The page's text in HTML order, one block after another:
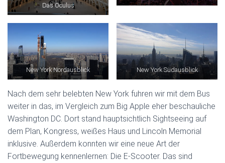
Das Oculus
New York Nordausblick New York Südausblick
Nach dem sehr belebten New York fuhren wir mit dem Bus
weiter in das, im Vergleich zum Big Apple eher beschauliche
Washington DC. Dort stand hauptsichtlich Sightseeing auf
dem Plan, Kongress, weißes Haus und Lincoln Memorial
inklusive. Außerdem konnten wir eine neue Art der
Fortbewegung kennenlernen: Die E-Scooter. Das sind